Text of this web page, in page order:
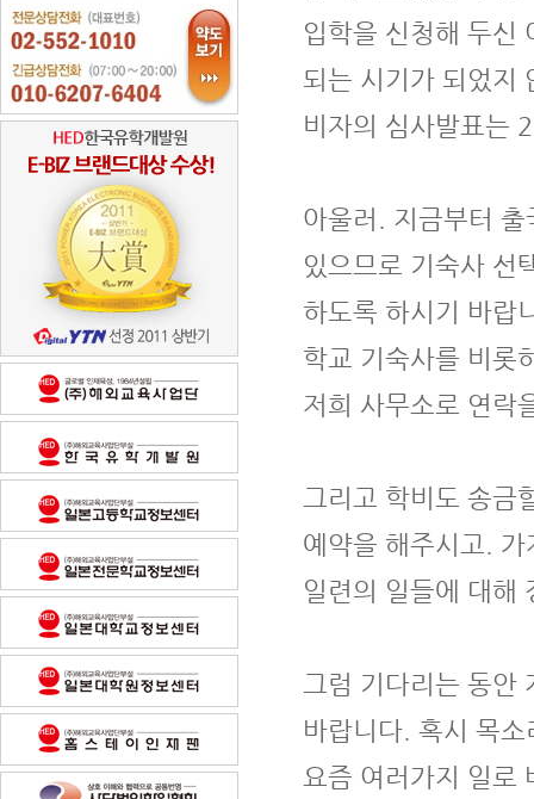
입학을 신청해 두신
되는 시기가 되었지
비자의 심사발표는
아울러. 지금부터
있으므로 기숙사 선
하도록 하시기 바랍
학교 기숙사를 비롯
저희 사무소로 연락
그리고 학비도 송금
예약을 해주시고.
일련의 일들에 대해
그럼 기다리는 동안
바랍니다. 혹시 목
요즘 여러가지 일로